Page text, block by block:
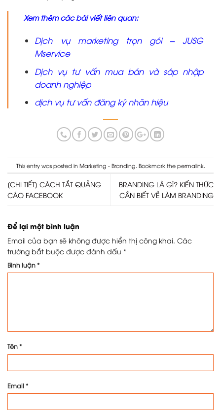
Xem thêm các bài viết liên quan:
Dịch vụ marketing trọn gói – JUSG
Mservice
Dịch vụ tư vấn mua bán và sáp nhập
doanh nghiệp
dịch vụ tư vấn đăng ký nhãn hiệu
This entry was posted in Marketing - Branding . Bookmark the permalink
[CHI TIẾT] CÁCH TẮT QUẢNG
CÁO FACEBOOK
BRANDING LÀ GÌ? KIẾN THỨC
CẦN BIẾT VỀ LÀM BRANDING
Để lại một bình luận
Email của bạn sẽ không được hiển thị công khai. Các
trường bắt buộc được đánh dấu *
Bình luận *
Tên *
Email *